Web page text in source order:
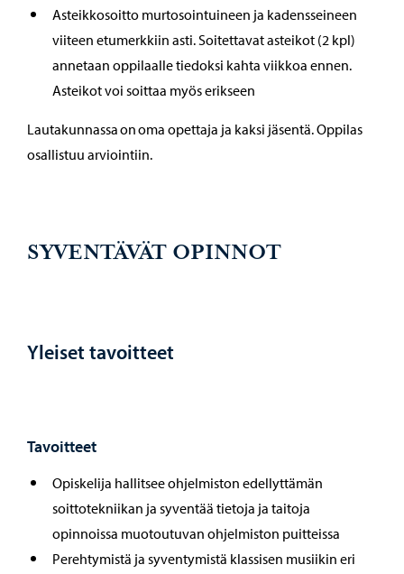
Asteikkosoitto murtosointuineen ja kadensseineen
viiteen etumerkkiin asti. Soitettavat asteikot (2 kpl)
annetaan oppilaalle tiedoksi kahta viikkoa ennen.
Asteikot voi soittaa myös erikseen
Lautakunnassa on oma opettaja ja kaksi jäsentä. Oppilas
osallistuu arviointiin.
SYVENTÄVÄT OPINNOT
Yleiset tavoitteet
Tavoitteet
Opiskelija hallitsee ohjelmiston edellyttämän
soittotekniikan ja syventää tietoja ja taitoja
opinnoissa muotoutuvan ohjelmiston puitteissa
Perehtymistä ja syventymistä klassisen musiikin eri